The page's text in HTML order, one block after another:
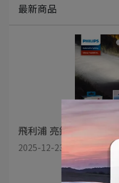
最新商品
飛利浦 亮鑽光三代
2025-12-23